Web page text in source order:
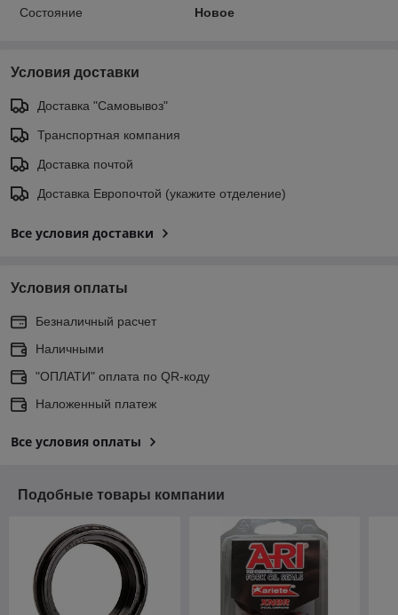
Состояние
Новое
Условия доставки
Доставка "Самовывоз"
Транспортная компания
Доставка почтой
Доставка Европочтой (укажите отделение)
Все условия доставки
Условия оплаты
Безналичный расчет
Наличными
"ОПЛАТИ" оплата по QR-коду
Наложенный платеж
Все условия оплаты
Подобные товары компании